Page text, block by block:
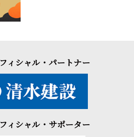
ィシャル・パートナー
ィシャル・サポーター